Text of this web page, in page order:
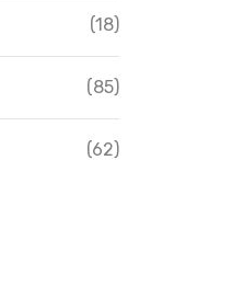
(18)
(85)
(62)